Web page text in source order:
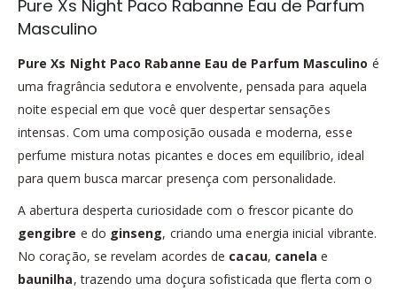
Pure Xs Night Paco Rabanne Eau de Parfum
Masculino
Pure Xs Night Paco Rabanne Eau de Parfum Masculino é
uma fragrância sedutora e envolvente, pensada para aquela
noite especial em que você quer despertar sensações
intensas. Com uma composição ousada e moderna, esse
perfume mistura notas picantes e doces em equilíbrio, ideal
para quem busca marcar presença com personalidade.
A abertura desperta curiosidade com o frescor picante do
gengibre e do ginseng, criando uma energia inicial vibrante.
No coração, se revelam acordes de cacau, canela e
baunilha, trazendo uma doçura sofisticada que flerta com o